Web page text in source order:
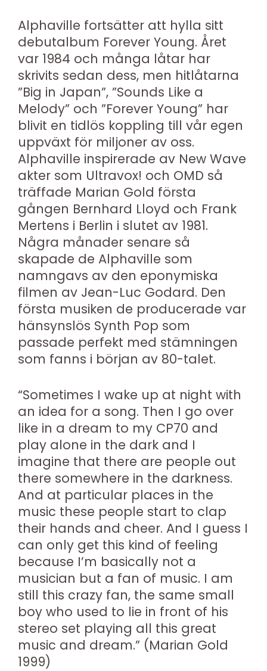
Alphaville fortsätter att hylla sitt
debutalbum Forever Young. Året
var 1984 och många låtar har
skrivits sedan dess, men hitlåtarna
”Big in Japan”, ”Sounds Like a
Melody” och ”Forever Young” har
blivit en tidlös koppling till vår egen
uppväxt för miljoner av oss.
Alphaville inspirerade av New Wave
akter som Ultravox! och OMD så
träffade Marian Gold första
gången Bernhard Lloyd och Frank
Mertens i Berlin i slutet av 1981.
Några månader senare så
skapade de Alphaville som
namngavs av den eponymiska
filmen av Jean-Luc Godard. Den
första musiken de producerade var
hänsynslös Synth Pop som
passade perfekt med stämningen
som fanns i början av 80-talet.
“Sometimes I wake up at night with
an idea for a song. Then I go over
like in a dream to my CP70 and
play alone in the dark and I
imagine that there are people out
there somewhere in the darkness.
And at particular places in the
music these people start to clap
their hands and cheer. And I guess I
can only get this kind of feeling
because I’m basically not a
musician but a fan of music. I am
still this crazy fan, the same small
boy who used to lie in front of his
stereo set playing all this great
music and dream.” (Marian Gold
1999)